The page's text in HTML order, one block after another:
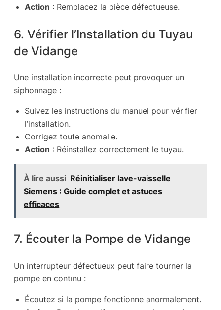
Action : Remplacez la pièce défectueuse.
6. Vérifier l’Installation du Tuyau
de Vidange
Une installation incorrecte peut provoquer un
siphonnage :
Suivez les instructions du manuel pour vérifier
l’installation.
Corrigez toute anomalie.
Action : Réinstallez correctement le tuyau.
À lire aussi Réinitialiser lave-vaisselle
Siemens : Guide complet et astuces
efficaces
7. Écouter la Pompe de Vidange
Un interrupteur défectueux peut faire tourner la
pompe en continu :
Écoutez si la pompe fonctionne anormalement.